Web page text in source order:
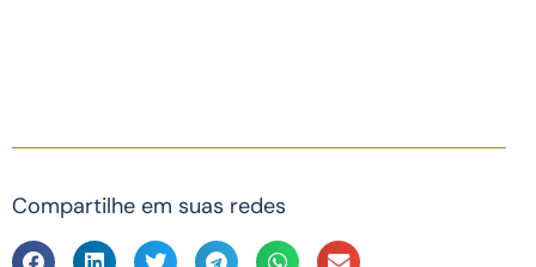
Compartilhe em suas redes